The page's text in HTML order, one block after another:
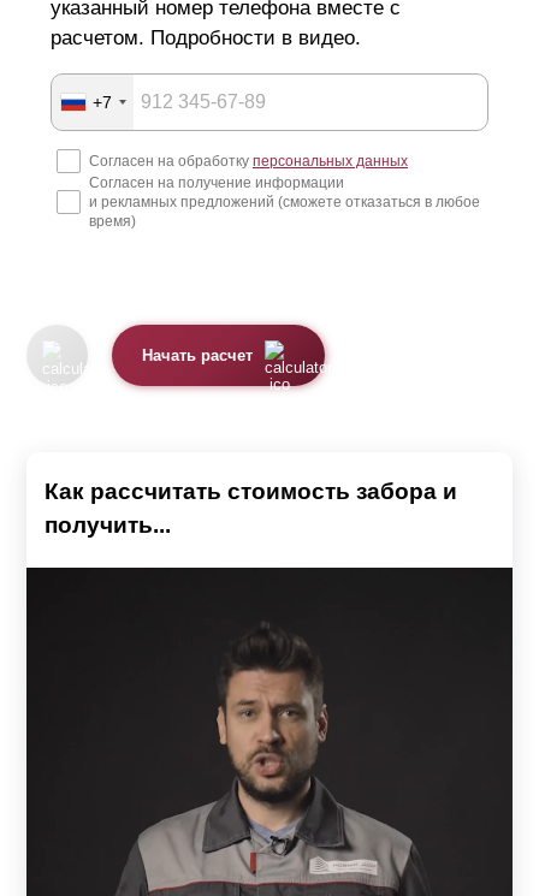
указанный номер телефона вместе с
расчетом. Подробности в видео.
+7
Согласен на обработку персональных данных
Согласен на получение информации
и рекламных предложений (сможете отказаться в любое
время)
Начать расчет
Как рассчитать стоимость забора и
получить...